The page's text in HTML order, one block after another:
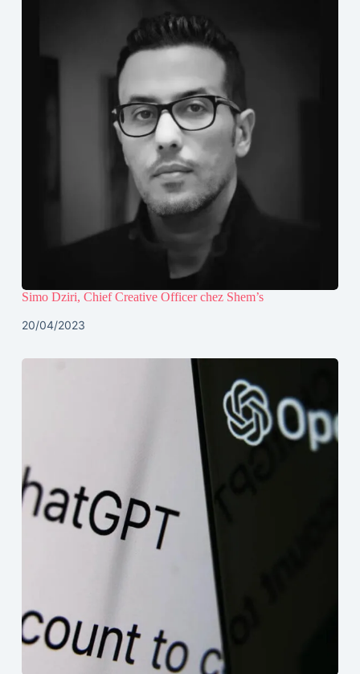
Simo Dziri, Chief Creative Officer chez Shem’s
20/04/2023